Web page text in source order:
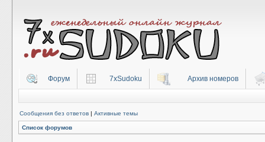
Форум 7xSudoku Архив номеров
Сообщения без ответов | Активные темы
Список форумов